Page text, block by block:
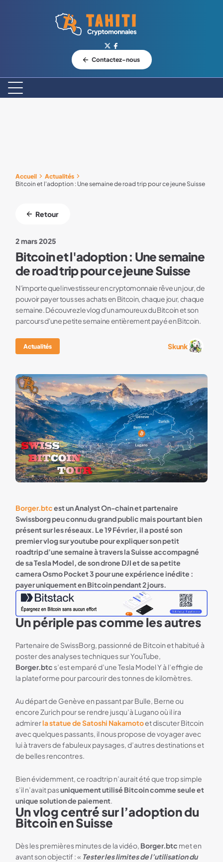
Logo Tahiti-Cryptomonnaies.com
Contactez-nous
Accueil
Actualités
Bitcoin et l'adoption : Une semaine de road trip pour ce jeune Suisse
Retour
2 mars 2025
Bitcoin et l'adoption : Une semaine
de road trip pour ce jeune Suisse
N'importe quel investisseur en cryptomonnaie rêve un jour, de
pouvoir payer tous ses achats en Bitcoin, chaque jour, chaque
semaine. Découvrez le vlog d'un amoureux du Bitcoin et son
parcours d'une petite semaine entièrement payé en Bitcoin.
Actualités Skunk
Borger.btcest un Analyst On-chain et partenaire
Swissborg peu connu du grand public mais pourtant bien
présent sur les réseaux. Le 19 Février, il a posté son
premier vlog sur youtube pour expliquer son petit
roadtrip d’une semaine à travers la Suisse accompagné
de sa Tesla Model, de son drone DJI et de sa petite
camera Osmo Pocket 3 pour une expérience inédite :
payer uniquement en Bitcoin pendant 2 jours.
Bannière Referral Bitstack
Un périple pas comme les autres
Partenaire de SwissBorg, passionné de Bitcoin et habitué à
poster des analyses techniques sur YouTube,
Borger.btc s’est emparé d’une Tesla Model Y à l’effigie de
la plateforme pour parcourir des tonnes de kilomètres.
Au départ de Genève en passant par Bulle, Berne ou
encore Zurich pour se rendre jusqu’à Lugano où il ira
admirerla statue de Satoshi Nakamotoet discuter Bitcoin
avec quelques passants, il nous propose de voyager avec
lui à travers de fabuleux paysages, d’autres destinations et
de belles rencontres.
Bien évidemment, ce roadtrip n’aurait été que trop simple
s’il n’avait pasuniquement utilisé Bitcoin comme seule et
unique solution de paiement
Un vlog centré sur l’adoption du
Bitcoin en Suisse
Dès les premières minutes de la vidéo, Borger.btc met en
avant son objectif : « Tester les limites de l’utilisation du